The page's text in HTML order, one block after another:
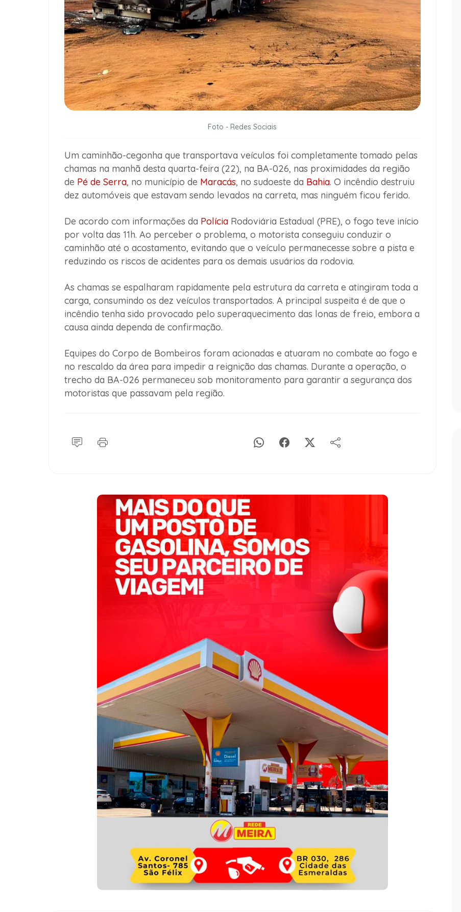
Foto - Redes Sociais
Um caminhão-cegonha que transportava veículos foi completamente tomado pelas
chamas na manhã desta quarta-feira (22), na BA-026, nas proximidades da região
de Pé de Serra, no município de Maracás, no sudoeste da Bahia. O incêndio destruiu
dez automóveis que estavam sendo levados na carreta, mas ninguém ficou ferido.
De acordo com informações da PolíciaRodoviária Estadual (PRE), o fogo teve início
por volta das 11h. Ao perceber o problema, o motorista conseguiu conduzir o
caminhão até o acostamento, evitando que o veículo permanecesse sobre a pista e
reduzindo os riscos de acidentes para os demais usuários da rodovia.
As chamas se espalharam rapidamente pela estrutura da carreta e atingiram toda a
carga, consumindo os dez veículos transportados. A principal suspeita é de que o
incêndio tenha sido provocado pelo superaquecimento das lonas de freio, embora a
causa ainda dependa de confirmação.
Equipes do Corpo de Bombeiros foram acionadas e atuaram no combate ao fogo e
no rescaldo da área para impedir a reignição das chamas. Durante a operação, o
trecho da BA-026 permaneceu sob monitoramento para garantir a segurança dos
motoristas que passavam pela região.